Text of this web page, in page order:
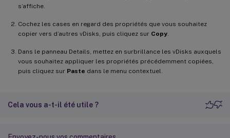
s’affiche.
Cochez les cases en regard des propriétés que vous souhaitez
copier vers d’autres vDisks, puis cliquez sur Copy
Dans le panneau Details, mettez en surbrillance les vDisks auxquels
vous souhaitez appliquer les propriétés précédemment copiées,
puis cliquez sur Paste dans le menu contextuel.
Cela vous a-t-il été utile ?